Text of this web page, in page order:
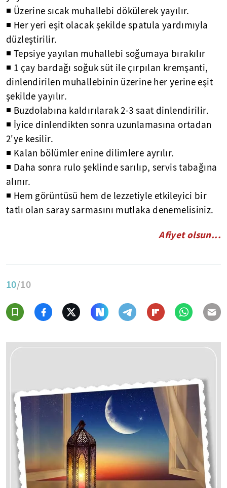
◾ Üzerine sıcak muhallebi dökülerek yayılır.
◾ Her yeri eşit olacak şekilde spatula yardımıyla
düzleştirilir.
◾ Tepsiye yayılan muhallebi soğumaya bırakılır
◾ 1 çay bardağı soğuk süt ile çırpılan kremşanti,
dinlendirilen muhallebinin üzerine her yerine eşit
şekilde yayılır.
◾ Buzdolabına kaldırılarak 2-3 saat dinlendirilir.
◾ İyice dinlendikten sonra uzunlamasına ortadan
2'ye kesilir.
◾ Kalan bölümler enine dilimlere ayrılır.
◾ Daha sonra rulo şeklinde sarılıp, servis tabağına
alınır.
◾ Hem görüntüsü hem de lezzetiyle etkileyici bir
tatlı olan saray sarmasını mutlaka denemelisiniz.
Afiyet olsun...
10/10